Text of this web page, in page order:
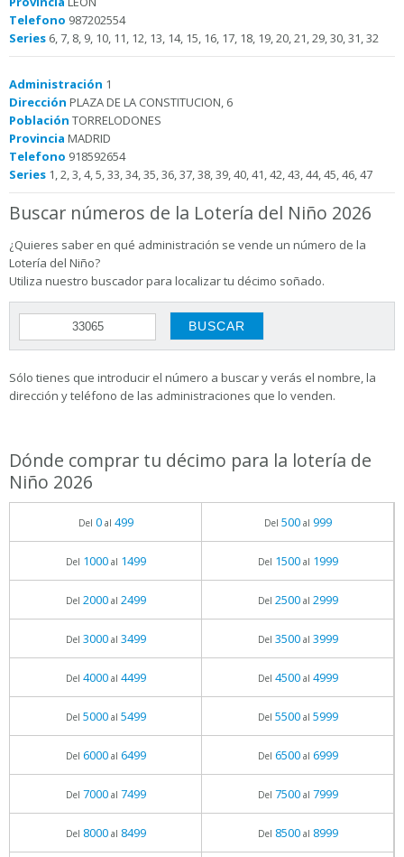
Telefono 987202554
Series 6, 7, 8, 9, 10, 11, 12, 13, 14, 15, 16, 17, 18, 19, 20, 21, 29, 30, 31, 32
Administración 1
Dirección PLAZA DE LA CONSTITUCION, 6
Población TORRELODONES
Provincia MADRID
Telefono 918592654
Series 1, 2, 3, 4, 5, 33, 34, 35, 36, 37, 38, 39, 40, 41, 42, 43, 44, 45, 46, 47
Buscar números de la Lotería del Niño 2026
¿Quieres saber en qué administración se vende un número de la
Lotería del Niño?
Utiliza nuestro buscador para localizar tu décimo soñado.
Sólo tienes que introducir el número a buscar y verás el nombre, la
dirección y teléfono de las administraciones que lo venden.
Dónde comprar tu décimo para la lotería de
Niño 2026
Del 0al 499 Del 500al 999
Del 1000al 1499 Del 1500al 1999
Del 2000al 2499 Del 2500al 2999
Del 3000al 3499 Del 3500al 3999
Del 4000al 4499 Del 4500al 4999
Del 5000al 5499 Del 5500al 5999
Del 6000al 6499 Del 6500al 6999
Del 7000al 7499 Del 7500al 7999
Del 8000al 8499 Del 8500al 8999